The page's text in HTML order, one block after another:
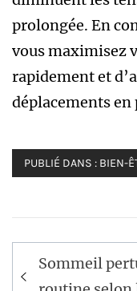
prolongée. En
vous maximisez
rapidement et
déplacements
PUBLIÉ DANS : BIEN-
Navigation
de
Sommeil